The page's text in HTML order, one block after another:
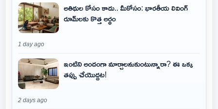
అతిథుల కోసం కాదు.. మీకోసం: భారతీయ లివింగ్
రూమ్‌లకు కొత్త అర్థం
1 day ago
ఇంటిని అందంగా మార్చాలనుకుంటున్నారా? ఈ ఒక్క
తప్పు చేయొద్దట!
2 days ago